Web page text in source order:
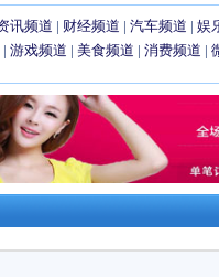
讯频道 | 财经频道 | 汽车频道 | 娱
| 游戏频道 | 美食频道 | 消费频道 |